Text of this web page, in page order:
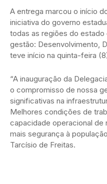
A entrega marcou o início
iniciativa do governo
todas as regiões do
gestão: Desenvolvimento,
teve início na quinta-feira
“A inauguração da
o compromisso de nossa
significativas na
Melhores condições de
capacidade operacional
mais segurança à
Tarcísio de Freitas.